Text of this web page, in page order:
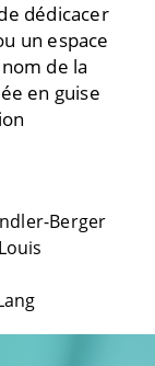
dédicacer
un espace
de la
en guise
Berger